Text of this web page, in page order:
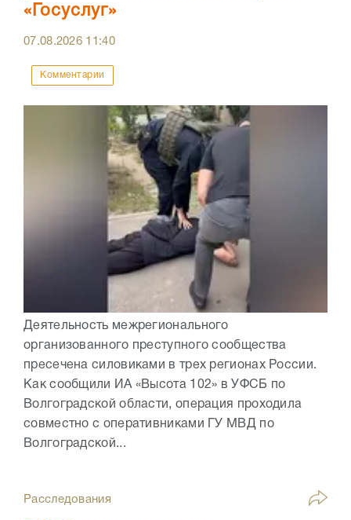
«Госуслуг»
07.08.2026 11:40
Комментарии
Деятельность межрегионального
организованного преступного сообщества
пресечена силовиками в трех регионах России.
Как сообщили ИА «Высота 102» в УФСБ по
Волгоградской области, операция проходила
совместно с оперативниками ГУ МВД по
Волгоградской...
Расследования